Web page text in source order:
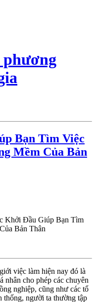
phương
Bạn Tìm Việc
Mềm Của Bản
Khởi Đầu Giúp Bạn Tìm
Bản Thân
việc làm hiện nay đó là
nhân cho phép các chuyên
nghiệp, cũng như các tổ
thống, người ta thường tập